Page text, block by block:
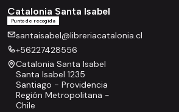
Catalonia Santa Isabel
Punto de recogida
santaisabel@libreriacatalonia.cl
+56227428556
Catalonia Santa Isabel
Santa Isabel 1235
Santiago - Providencia
Región Metropolitana -
Chile